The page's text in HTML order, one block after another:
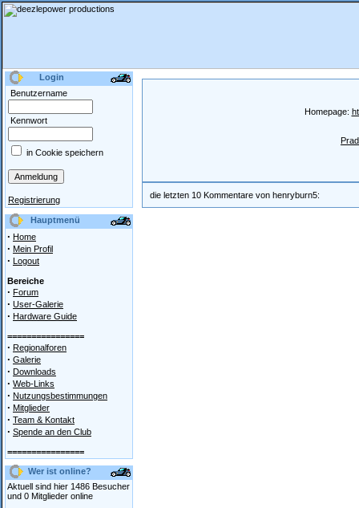
Login
Benutzername
Kennwort
in Cookie speichern
Registrierung
Hauptmenü
· Home
· Mein Profil
· Logout
Bereiche
· Forum
· User-Galerie
· Hardware Guide
================
· Regionalforen
· Galerie
· Downloads
· Web-Links
· Nutzungsbestimmungen
· Mitglieder
· Team & Kontakt
· Spende an den Club
================
Wer ist online?
Aktuell sind hier 1486 Besucher
und 0 Mitglieder online
Homepage:
die letzten 10 Kommentare von henryburn5: